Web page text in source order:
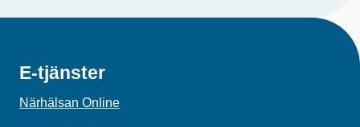
E-tjänster
Närhälsan Online